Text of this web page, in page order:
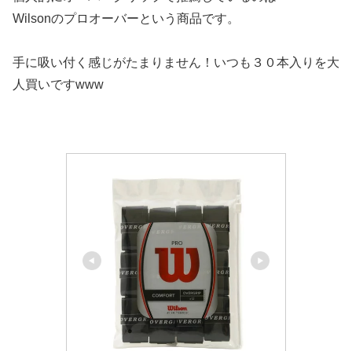
Wilsonのプロオーバーという商品です。
手に吸い付く感じがたまりません！いつも３０本入りを大
人買いですwww